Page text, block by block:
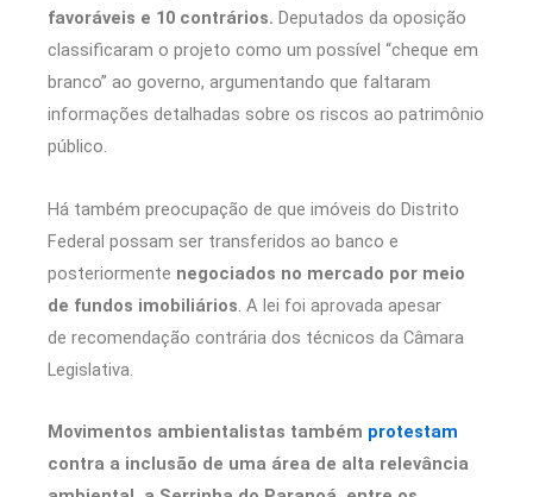
favoráveis e 10 contrários. Deputados da oposição
classificaram o projeto como um possível “cheque em
branco” ao governo, argumentando que faltaram
informações detalhadas sobre os riscos ao patrimônio
público.
Há também preocupação de que imóveis do Distrito
Federal possam ser transferidos ao banco e
posteriormente negociados no mercado por meio
de fundos imobiliários . A lei foi aprovada apesar
de recomendação contrária dos técnicos da Câmara
Legislativa.
Movimentos ambientalistas também protestam
contra a inclusão de uma área de alta relevância